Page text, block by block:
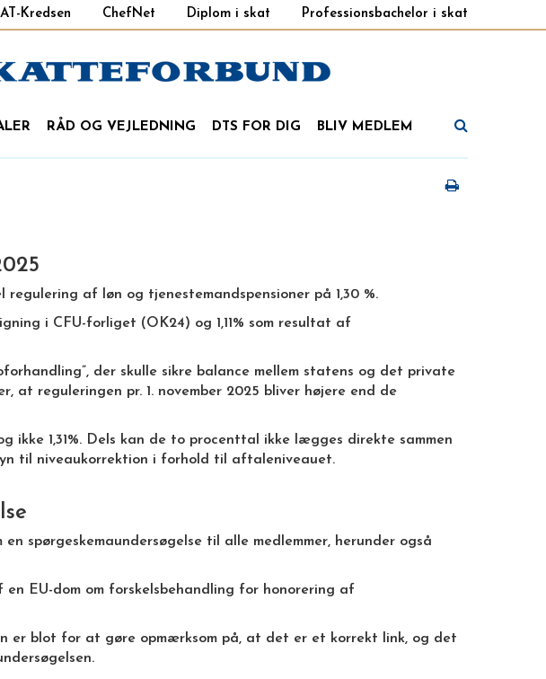
Kredsen ChefNet Diplom i skat Professionsbachelor i skat
RÅD OG VEJLEDNING DTS FOR DIG BLIV MEDLEM
regulering af løn og tjenestemandspensioner på 1,30 %.
i CFU-forliget (OK24) og 1,11% som resultat af
der skulle sikre balance mellem statens og det private
at reguleringen pr. 1. november 2025 bliver højere end de
ikke 1,31%. Dels kan de to procenttal ikke lægges direkte sammen
til niveaukorrektion i forhold til aftaleniveauet.
spørgeskemaundersøgelse til alle medlemmer, herunder også
en EU-dom om forskelsbehandling for honorering af
er blot for at gøre opmærksom på, at det er et korrekt link, og det